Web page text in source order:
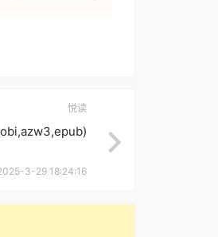
悦读
3-29 18:24:16